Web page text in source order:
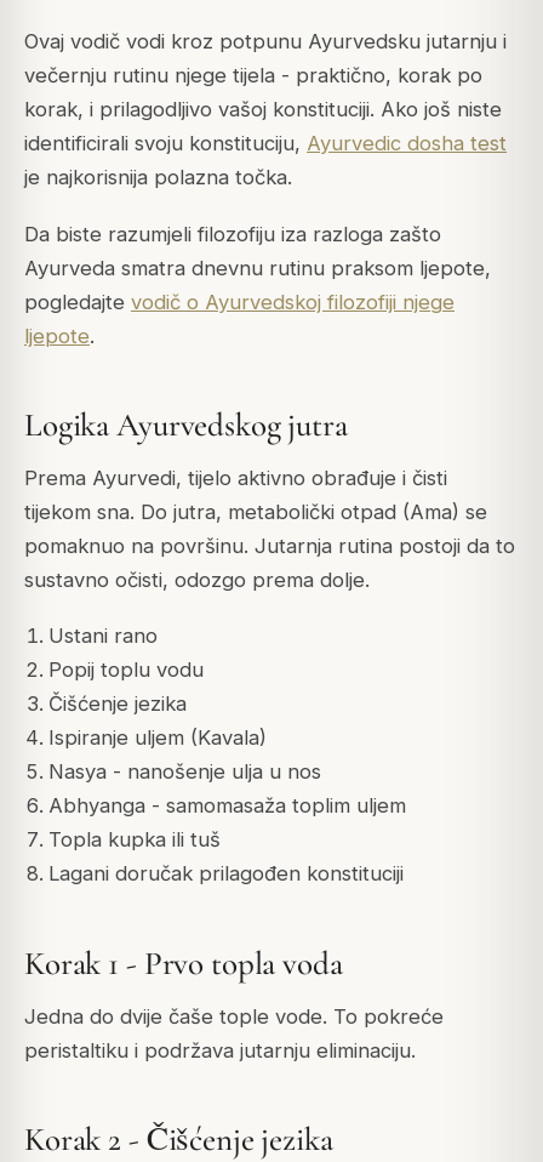
Ovaj vodič vodi kroz potpunu Ayurvedsku jutarnju i
večernju rutinu njege tijela - praktično, korak po
korak, i prilagodljivo vašoj konstituciji. Ako još niste
identificirali svoju konstituciju, Ayurvedic dosha test
je najkorisnija polazna točka.
Da biste razumjeli filozofiju iza razloga zašto
Ayurveda smatra dnevnu rutinu praksom ljepote,
pogledajte vodič o Ayurvedskoj filozofiji njege
ljepote.
Logika Ayurvedskog jutra
Prema Ayurvedi, tijelo aktivno obrađuje i čisti
tijekom sna. Do jutra, metabolički otpad (Ama) se
pomaknuo na površinu. Jutarnja rutina postoji da to
sustavno očisti, odozgo prema dolje.
Ustani rano
Popij toplu vodu
Čišćenje jezika
Ispiranje uljem (Kavala)
Nasya - nanošenje ulja u nos
Abhyanga - samomasaža toplim uljem
Topla kupka ili tuš
Lagani doručak prilagođen konstituciji
Korak 1 - Prvo topla voda
Jedna do dvije čaše tople vode. To pokreće
peristaltiku i podržava jutarnju eliminaciju.
Korak 2 - Čišćenje jezika